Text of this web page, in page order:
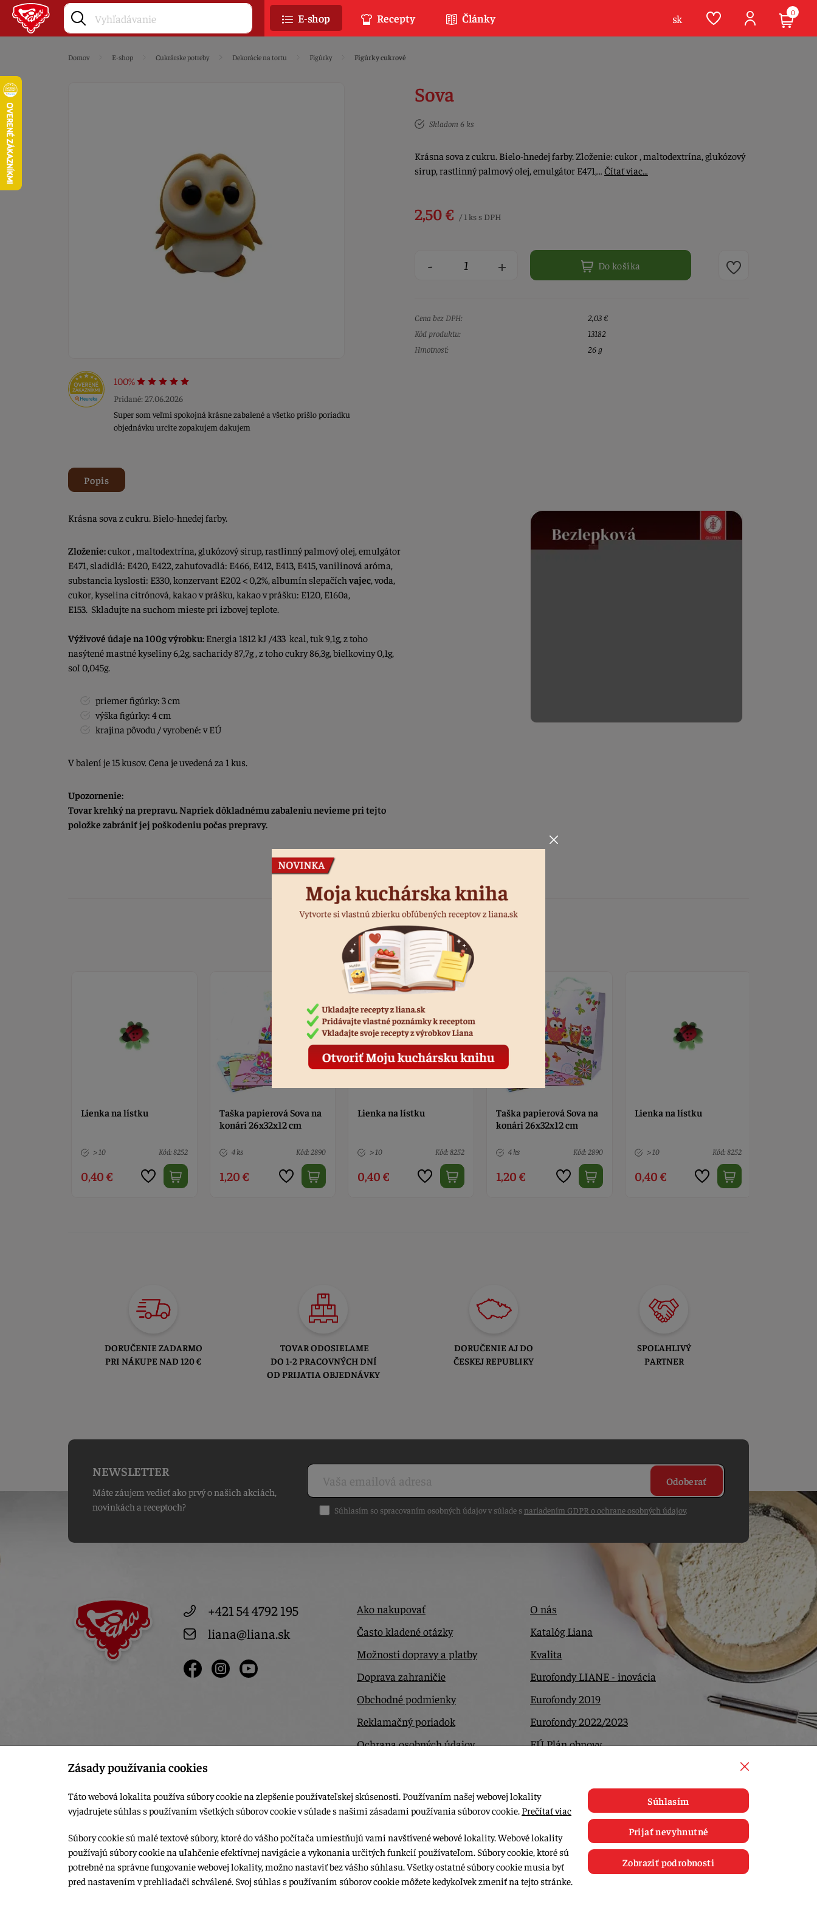
Domov E-shop Cukrárske potreby Dekorácie na tortu Figúrky Figúrky cukrové
100%
Pridané: 27.06.2026
Super som veľmi spokojná krásne zabalené a všetko prišlo poriadku
objednávku urcite zopakujem dakujem
Sova
Skladom 6 ks
Krásna sova z cukru. Bielo-hnedej farby. Zloženie: cukor , maltodextrína, glukózový
sirup, rastlinný palmový olej, emulgátor E471,… Čítať viac…
2,50 € / 1 ks s DPH
- + Do košíka
Cena bez DPH:
2,03 €
Kód produktu:
13182
Hmotnosť:
26 g
Popis
Krásna sova z cukru. Bielo-hnedej farby.
Zloženie:cukor , maltodextrína, glukózový sirup, rastlinný palmový olej, emulgátor
E471, sladidlá: E420, E422, zahuťovadlá: E466, E412, E413, E415, vanilinová aróma,
substancia kyslosti: E330, konzervant E202 < 0,2%, albumín slepačíchvajec, voda,
cukor, kyselina citrónová, kakao v prášku, kakao v prášku: E120, E160a,
E153. Skladujte na suchom mieste pri izbovej teplote.
Výživové údaje na 100g výrobku: Energia 1812 kJ /433 kcal, tuk 9,1g, z toho
nasýtené mastné kyseliny 6,2g, sacharidy 87,7g , z toho cukry 86,3g, bielkoviny 0,1g,
soľ 0,045g.
priemer figúrky: 3 cm
výška figúrky: 4 cm
krajina pôvodu / vyrobené: v EÚ
V balení je 15 kusov. Cena je uvedená za 1 kus.
Upozornenie:
Tovar krehký na prepravu. Napriek dôkladnému zabaleniu nevieme pri tejto
položke zabrániť jej poškodeniu počas prepravy.
Podobné produkty
Taška papierová Sova na
4 ks Kód: 2890
1,20 €
Lienka na lístku
> 10 Kód: 8252
0,40 €
Taška papierová Sova na
4 ks Kód: 2890
1,20 €
Lienka na lístku
> 10 Kód: 8252
0,40 €
Taška papierová Sova na
4 ks Kód: 2890
1,20 €
DORUČENIE ZADARMO
PRI NÁKUPE NAD 120 €
TOVAR ODOSIELAME
DO 1-2 PRACOVNÝCH DNÍ
OD PRIJATIA OBJEDNÁVKY
DORUČENIE AJ DO
ČESKEJ REPUBLIKY
SPOĽAHLIVÝ
PARTNER
NEWSLETTER
Máte záujem vedieť ako prvý o našich akciách,
novinkách a receptoch?
Odoberať
Súhlasím so spracovaním osobných údajov v súlade snariadením GDPR o ochrane osobných údajov.
+421 54 4792 195
liana@liana.sk
Ako nakupovať
Často kladené otázky
Možnosti dopravy a platby
Doprava zahraničie
Obchodné podmienky
Reklamačný poriadok
Ochrana osobných údajov
O nás
Katalóg Liana
Kvalita
Eurofondy LIANE - inovácia
Eurofondy 2019
Eurofondy 2022/2023
EÚ Plán obnovy
© 2015-2026, LIANA GOLIAŠ s.r.o. všetky práva vyhradené.
Upraviť nastavenia Cookies
E-shop Recepty Články sk 0
Zásady používania cookies
Táto webová lokalita používa súbory cookie na zlepšenie používateľskej skúsenosti. Používaním našej webovej lokality
vyjadrujete súhlas s používaním všetkých súborov cookie v súlade s našimi zásadami používania súborov cookie. Prečítať viac
Súbory cookie sú malé textové súbory, ktoré do vášho počítača umiestňujú vami navštívené webové lokality. Webové lokality
používajú súbory cookie na uľahčenie efektívnej navigácie a vykonania určitých funkcií používateľom. Súbory cookie, ktoré sú
potrebné na správne fungovanie webovej lokality, možno nastaviť bez vášho súhlasu. Všetky ostatné súbory cookie musia byť
pred nastavením v prehliadači schválené. Svoj súhlas s používaním súborov cookie môžete kedykoľvek zmeniť na tejto stránke.
Súhlasím
Prijať nevyhnutné
Zobraziť podrobnosti